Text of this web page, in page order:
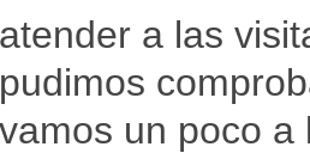
atender a las
pudimos
vamos un poco a